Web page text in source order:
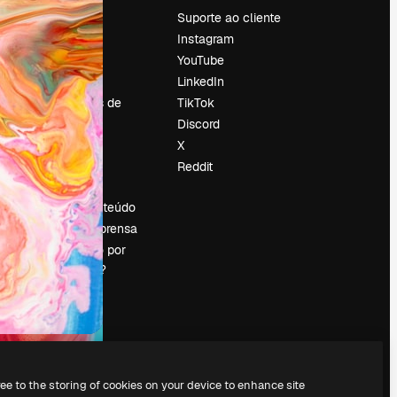
Preços
Sobre nós
Reviews
Emprego
Tendências de
pesquisa
Blog
Eventos
Slidesgo
Vender conteúdo
Sala de imprensa
Procurando por
magnific.ai?
Suporte ao cliente
Instagram
YouTube
LinkedIn
TikTok
Discord
X
Reddit
to the storing of cookies on your device to enhance site